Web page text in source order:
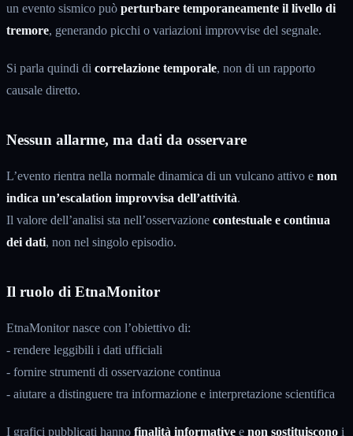
un evento sismico può perturbare temporaneamente il livello di
tremore, generando picchi o variazioni improvvise del segnale.
Si parla quindi di correlazione temporale, non di un rapporto
causale diretto.
Nessun allarme, ma dati da osservare
L’evento rientra nella normale dinamica di un vulcano attivo e non
indica un’escalation improvvisa dell’attività.
Il valore dell’analisi sta nell’osservazione contestuale e continua
dei dati, non nel singolo episodio.
Il ruolo di EtnaMonitor
EtnaMonitor nasce con l’obiettivo di:
- rendere leggibili i dati ufficiali
- fornire strumenti di osservazione continua
- aiutare a distinguere tra informazione e interpretazione scientifica
I grafici pubblicati hanno finalità informative e non sostituiscono i